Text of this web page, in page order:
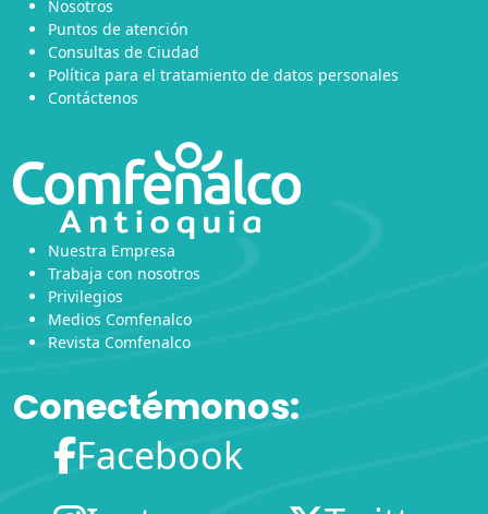
Nosotros
Puntos de atención
Consultas de Ciudad
Política para el tratamiento de datos personales
Contáctenos
Nuestra Empresa
Trabaja con nosotros
Privilegios
Medios Comfenalco
Revista Comfenalco
Conectémonos:
Facebook